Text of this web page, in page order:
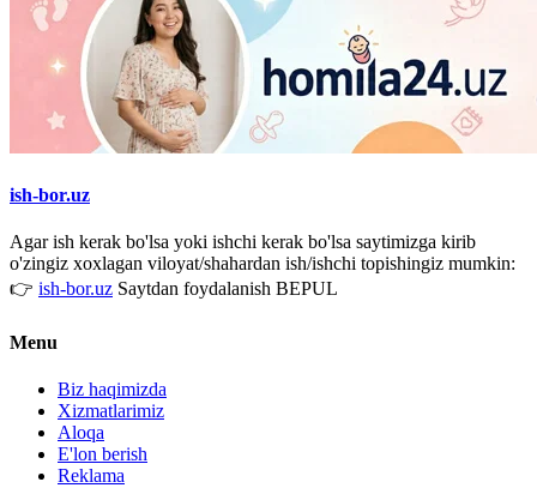
ish-bor.uz
Agar ish kerak bo'lsa yoki ishchi kerak bo'lsa saytimizga kirib
o'zingiz xoxlagan viloyat/shahardan ish/ishchi topishingiz mumkin:
👉 ish-bor.uz Saytdan foydalanish BEPUL
Menu
Biz haqimizda
Xizmatlarimiz
Aloqa
E'lon berish
Reklama